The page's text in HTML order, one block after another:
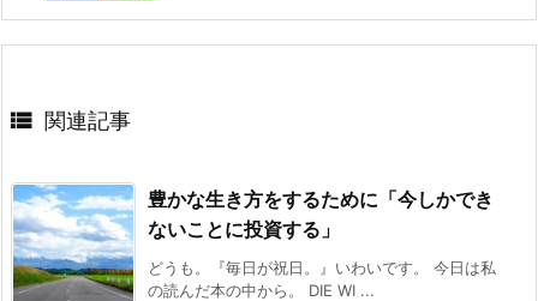
 関連記事
豊かな生き方をするために「今しかでき
ないことに投資する」
どうも。『毎日が祝日。』いわいです。 今日は私
の読んだ本の中から。 DIE WI ...